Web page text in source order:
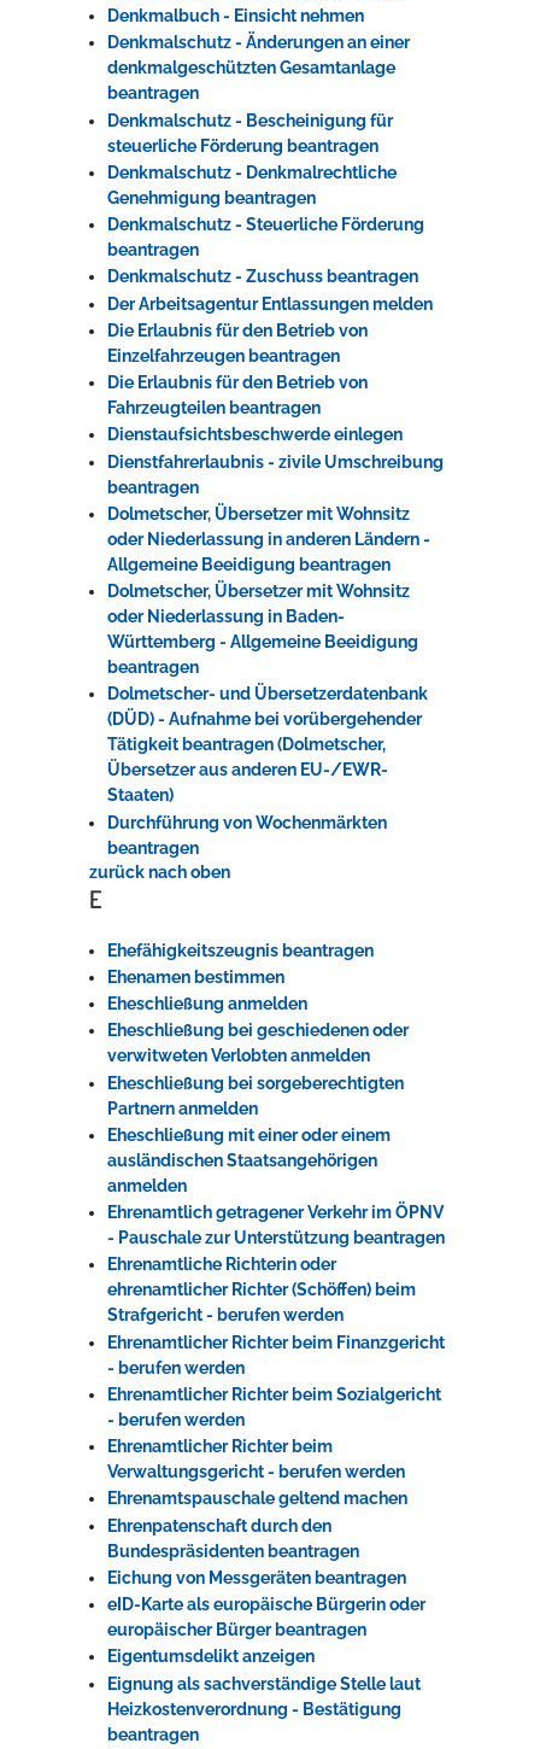
Denkmalbuch - Einsicht nehmen
Denkmalschutz - Änderungen an einer
denkmalgeschützten Gesamtanlage
beantragen
Denkmalschutz - Bescheinigung für
steuerliche Förderung beantragen
Denkmalschutz - Denkmalrechtliche
Genehmigung beantragen
Denkmalschutz - Steuerliche Förderung
beantragen
Denkmalschutz - Zuschuss beantragen
Der Arbeitsagentur Entlassungen melden
Die Erlaubnis für den Betrieb von
Einzelfahrzeugen beantragen
Die Erlaubnis für den Betrieb von
Fahrzeugteilen beantragen
Dienstaufsichtsbeschwerde einlegen
Dienstfahrerlaubnis - zivile Umschreibung
beantragen
Dolmetscher, Übersetzer mit Wohnsitz
oder Niederlassung in anderen Ländern -
Allgemeine Beeidigung beantragen
Dolmetscher, Übersetzer mit Wohnsitz
oder Niederlassung in Baden-
Württemberg - Allgemeine Beeidigung
beantragen
Dolmetscher- und Übersetzerdatenbank
(DÜD) - Aufnahme bei vorübergehender
Tätigkeit beantragen (Dolmetscher,
Übersetzer aus anderen EU-/EWR-
Staaten)
Durchführung von Wochenmärkten
beantragen
zurück nach oben
E
Ehefähigkeitszeugnis beantragen
Ehenamen bestimmen
Eheschließung anmelden
Eheschließung bei geschiedenen oder
verwitweten Verlobten anmelden
Eheschließung bei sorgeberechtigten
Partnern anmelden
Eheschließung mit einer oder einem
ausländischen Staatsangehörigen
anmelden
Ehrenamtlich getragener Verkehr im ÖPNV
- Pauschale zur Unterstützung beantragen
Ehrenamtliche Richterin oder
ehrenamtlicher Richter (Schöffen) beim
Strafgericht - berufen werden
Ehrenamtlicher Richter beim Finanzgericht
- berufen werden
Ehrenamtlicher Richter beim Sozialgericht
- berufen werden
Ehrenamtlicher Richter beim
Verwaltungsgericht - berufen werden
Ehrenamtspauschale geltend machen
Ehrenpatenschaft durch den
Bundespräsidenten beantragen
Eichung von Messgeräten beantragen
eID-Karte als europäische Bürgerin oder
europäischer Bürger beantragen
Eigentumsdelikt anzeigen
Eignung als sachverständige Stelle laut
Heizkostenverordnung - Bestätigung
beantragen